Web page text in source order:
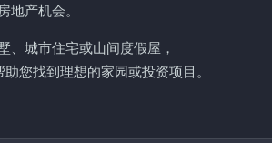
地产机会。
、城市住宅或山间度假屋，
助您找到理想的家园或投资项目。